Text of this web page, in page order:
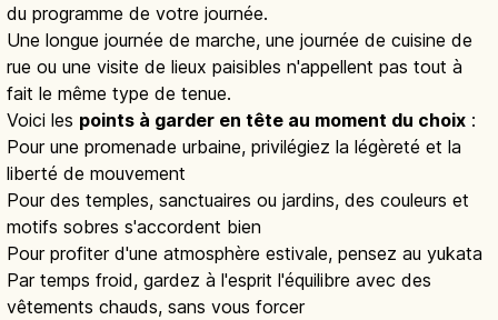
du programme de votre journée.
Une longue journée de marche, une journée de cuisine de
rue ou une visite de lieux paisibles n'appellent pas tout à
fait le même type de tenue.
Voici les points à garder en tête au moment du choix :
Pour une promenade urbaine, privilégiez la légèreté et la
liberté de mouvement
Pour des temples, sanctuaires ou jardins, des couleurs et
motifs sobres s'accordent bien
Pour profiter d'une atmosphère estivale, pensez au yukata
Par temps froid, gardez à l'esprit l'équilibre avec des
vêtements chauds, sans vous forcer